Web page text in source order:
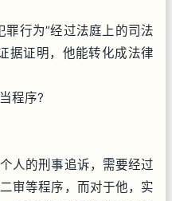
罪行为”经过法庭上的司法
据证明，他能转化成法律
程序?
人的刑事追诉，需要经过
审等程序，而对于他，实